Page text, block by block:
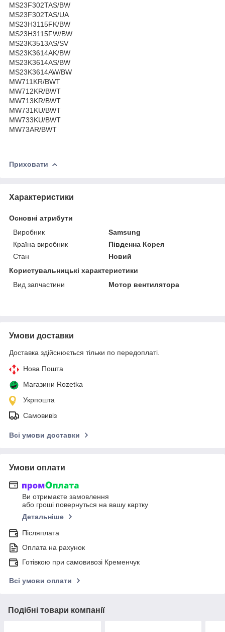
MS23F302TAS/BW
MS23F302TAS/UA
MS23H3115FK/BW
MS23H3115FW/BW
MS23K3513AS/SV
MS23K3614AK/BW
MS23K3614AS/BW
MS23K3614AW/BW
MW711KR/BWT
MW712KR/BWT
MW713KR/BWT
MW731KU/BWT
MW733KU/BWT
MW73AR/BWT
Приховати
Характеристики
Основні атрибути
Виробник
Samsung
Країна виробник
Південна Корея
Стан
Новий
Користувальницькі характеристики
Вид запчастини
Мотор вентилятора
Умови доставки
Доставка здійснюється тільки по передоплаті.
Нова Пошта
Магазини Rozetka
Укрпошта
Самовивіз
Всі умови доставки
Умови оплати
Ви отримаєте замовлення
або гроші повернуться на вашу картку
Детальніше
Післяплата
Оплата на рахунок
Готівкою при самовивозі Кременчук
Всі умови оплати
Подібні товари компанії